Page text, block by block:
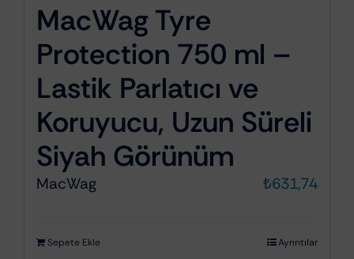
MacWag Tyre
Protection 750 ml –
Lastik Parlatıcı ve
Koruyucu, Uzun Süreli
Siyah Görünüm
MacWag ₺631,74
Sepete Ekle Ayrıntılar